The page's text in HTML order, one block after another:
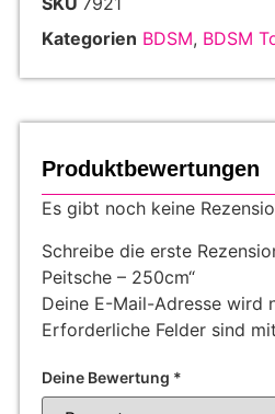
Kategorien BDSM, BDSM
Produktbewertungen
Es gibt noch keine
Schreibe die erste
Peitsche – 250cm“
Deine E-Mail-Adresse wird
Erforderliche Felder sind mit
Deine Bewertung *